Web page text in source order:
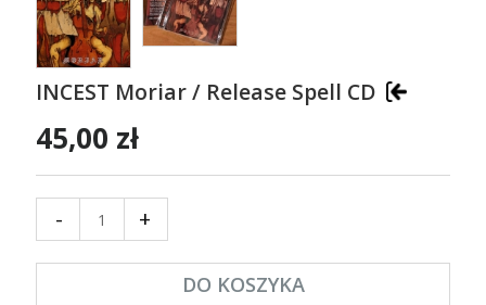
INCEST Moriar / Release Spell CD
45,00 zł
- +
DO KOSZYKA